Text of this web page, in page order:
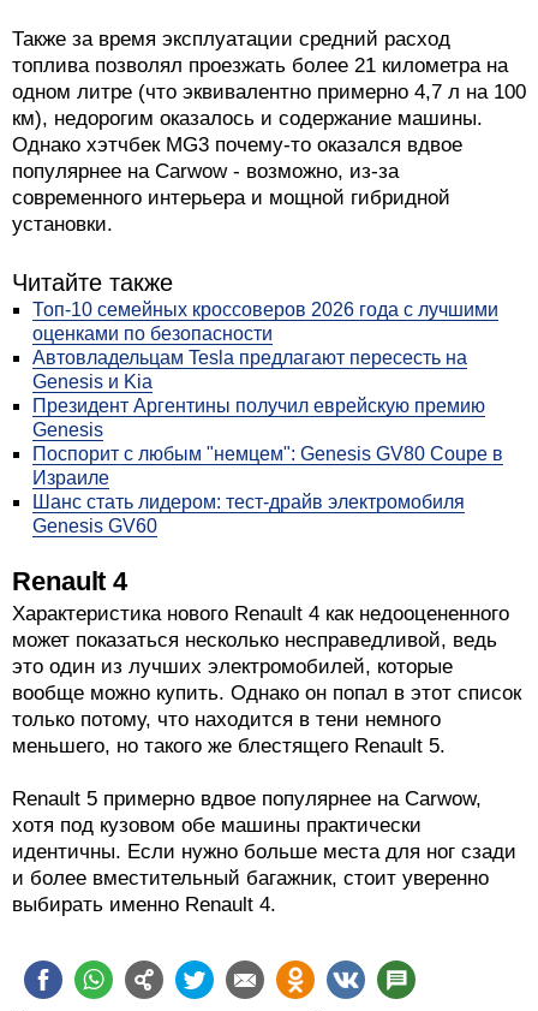
Также за время эксплуатации средний расход
топлива позволял проезжать более 21 километра на
одном литре (что эквивалентно примерно 4,7 л на 100
км), недорогим оказалось и содержание машины.
Однако хэтчбек MG3 почему-то оказался вдвое
популярнее на Carwow - возможно, из-за
современного интерьера и мощной гибридной
установки.
Читайте также
Топ-10 семейных кроссоверов 2026 года с лучшими
оценками по безопасности
Автовладельцам Tesla предлагают пересесть на
Genesis и Kia
Президент Аргентины получил еврейскую премию
Genesis
Поспорит с любым "немцем": Genesis GV80 Coupe в
Израиле
Шанс стать лидером: тест-драйв электромобиля
Genesis GV60
Renault 4
Характеристика нового Renault 4 как недооцененного
может показаться несколько несправедливой, ведь
это один из лучших электромобилей, которые
вообще можно купить. Однако он попал в этот список
только потому, что находится в тени немного
меньшего, но такого же блестящего Renault 5.
Renault 5 примерно вдвое популярнее на Carwow,
хотя под кузовом обе машины практически
идентичны. Если нужно больше места для ног сзади
и более вместительный багажник, стоит уверенно
выбирать именно Renault 4.